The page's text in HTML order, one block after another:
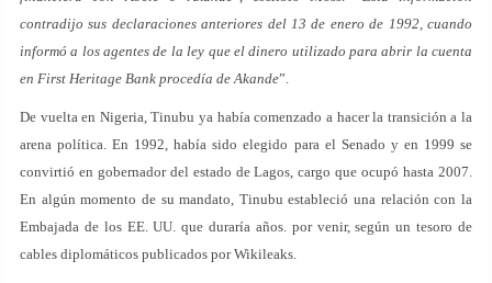
contradijo sus declaraciones anteriores del 13 de enero de 1992, cuando
informó a los agentes de la ley que el dinero utilizado para abrir la cuenta
en First Heritage Bank procedía de Akande”.
De vuelta en Nigeria, Tinubu ya había comenzado a hacer la transición a la
arena política. En 1992, había sido elegido para el Senado y en 1999 se
convirtió en gobernador del estado de Lagos, cargo que ocupó hasta 2007.
En algún momento de su mandato, Tinubu estableció una relación con la
Embajada de los EE. UU. que duraría años. por venir, según un tesoro de
cables diplomáticos publicados por Wikileaks.